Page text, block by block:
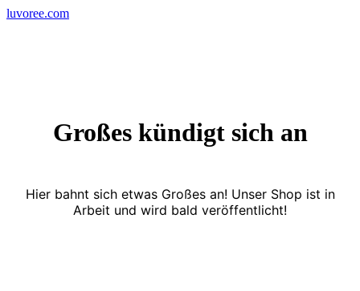
Skip
luvoree.com
Großes kündigt sich an
Hier bahnt sich etwas Großes an! Unser Shop ist in
Arbeit und wird bald veröffentlicht!